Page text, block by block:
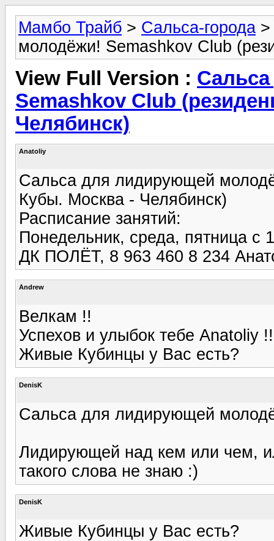
Мамбо Трайб > Сальса-города
молодёжи! Semashkov Club
View Full Version :
Semashkov Club
Челябинск)
Anatoliy
Сальса для лидирующей
Кубы. Москва - Челябинск)
Расписание занятий:
Понедельник, среда, пятница с
ДК ПОЛЁТ, 8 963 460 8 234
Andrew
Велкам !!
Успехов и улыбок тебе Anatoliy
Живые Кубинцы у Вас есть?
DenisK
Сальса для лидирующей
Лидирующей над кем или чем,
такого слова не знаю :)
DenisK
Живые Кубинцы у Вас есть?